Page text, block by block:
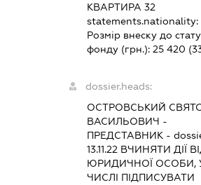
КВАРТИРА 32
statements.nationality:
Розмір внеску до
фонду (грн.):25 420
dossier.heads:
ОСТРОВСЬКИЙ
ВАСИЛЬОВИЧ -
ПРЕДСТАВНИК -
13.11.22 ВЧИНЯТИ ДІЇ
ЮРИДИЧНОЇ ОСОБИ,
ЧИСЛІ ПІДПИСУВАТИ